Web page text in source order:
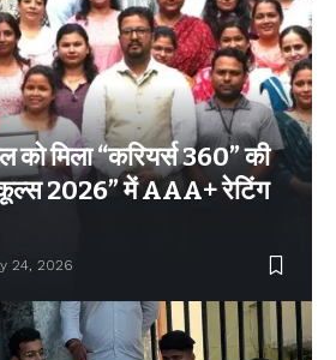
को मिला “करियर्स 360” की
2026” में AAA+ रेटिंग
24, 2026